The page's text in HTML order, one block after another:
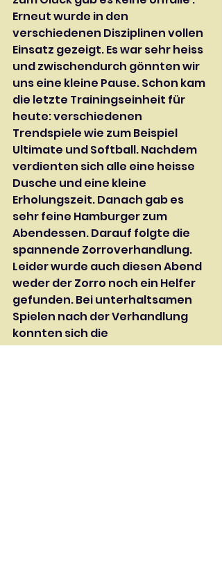
Erneut wurde in den
verschiedenen Disziplinen vollen
Einsatz gezeigt. Es war sehr heiss
und zwischendurch gönnten wir
uns eine kleine Pause. Schon kam
die letzte Trainingseinheit für
heute: verschiedenen
Trendspiele wie zum Beispiel
Ultimate und Softball. Nachdem
verdienten sich alle eine heisse
Dusche und eine kleine
Erholungszeit. Danach gab es
sehr feine Hamburger zum
Abendessen. Darauf folgte die
spannende Zorroverhandlung.
Leider wurde auch diesen Abend
weder der Zorro noch ein Helfer
gefunden. Bei unterhaltsamen
Spielen nach der Verhandlung
konnten sich die
Olympiagruppen noch weitere